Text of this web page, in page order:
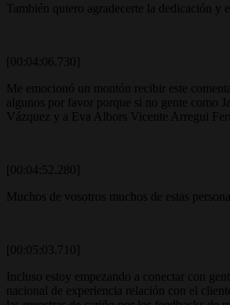
También quiero agradecerte la dedicación y
[00:04:06.730]
Me emocionó un montón recibir este
algunos por favor porque si no gente como
Vázquez y a Eva Albors Vicente Arregui
[00:04:52.280]
Muchos de vosotros muchos de estas
[00:05:03.710]
Incluso estoy empezando a conectar con
nacional de experiencia relación con el